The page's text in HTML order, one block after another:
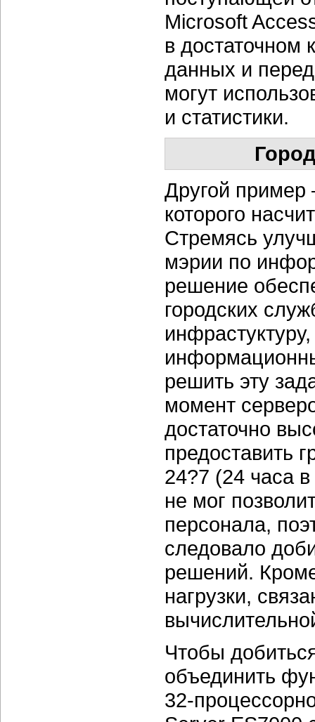
Microsoft
в достаточном
данных и
могут
и статистики.
Другой
которого
Стремясь
мэрии по
решение
городских
решить эту
момент
достаточно
предоставить
24?7 (24 часа
не мог
персонала,
следовало
решений.
нагрузки,
Чтобы
объединить
32-